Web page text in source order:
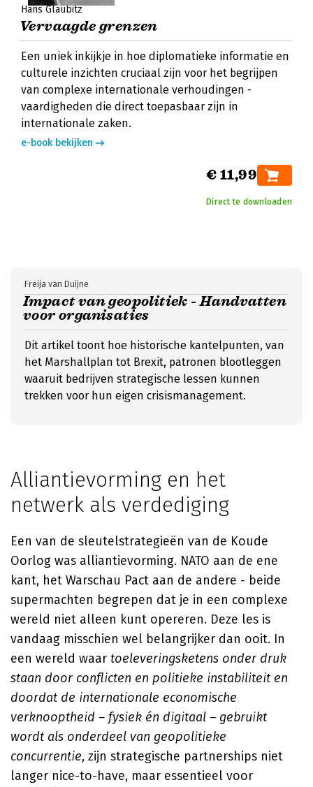
Hans Glaubitz
Vervaagde grenzen
Een uniek inkijkje in hoe diplomatieke informatie en
culturele inzichten cruciaal zijn voor het begrijpen
van complexe internationale verhoudingen -
vaardigheden die direct toepasbaar zijn in
internationale zaken.
e-book bekijken
€ 11,99
Direct te downloaden
Impact van geopolitiek - Handvatten
voor organisaties
Freija van Duijne
Dit artikel toont hoe historische kantelpunten, van
het Marshallplan tot Brexit, patronen blootleggen
waaruit bedrijven strategische lessen kunnen
trekken voor hun eigen crisismanagement.
Alliantievorming en het
netwerk als verdediging
Een van de sleutelstrategieën van de Koude
Oorlog was alliantievorming. NATO aan de ene
kant, het Warschau Pact aan de andere - beide
supermachten begrepen dat je in een complexe
wereld niet alleen kunt opereren. Deze les is
vandaag misschien wel belangrijker dan ooit. In
een wereld waar toeleveringsketens onder druk
staan door conflicten en politieke instabiliteit en
doordat de internationale economische
verknooptheid – fysiek én digitaal – gebruikt
wordt als onderdeel van geopolitieke
concurrentie, zijn strategische partnerships niet
langer nice-to-have, maar essentieel voor